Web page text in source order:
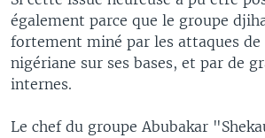
également parce que le groupe
fortement miné par les attaques
nigériane sur ses bases, et par de
internes.
Le chef du groupe Abubakar